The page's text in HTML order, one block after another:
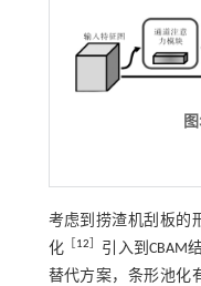
考虑到捞渣机刮板的
化
12 引入到CBAM
替代方案，条形池化